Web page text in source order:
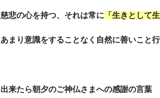
慈悲の心を持つ、それは常に 「生きとして
あまり意識をすることなく自然に善いこと
出来たら朝夕のご神仏さまへの感謝の言葉